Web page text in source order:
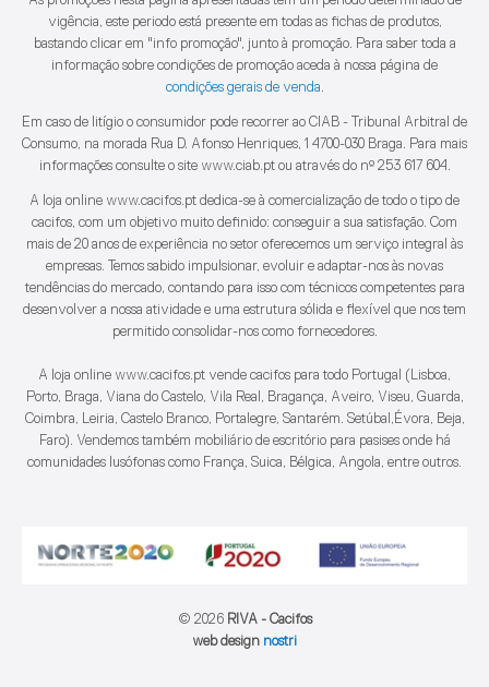
vigência, este periodo está presente em todas as fichas de produtos,
bastando clicar em "info promoção", junto à promoção. Para saber toda a
informação sobre condições de promoção aceda à nossa página de
condições gerais de venda.
Em caso de litígio o consumidor pode recorrer ao CIAB - Tribunal Arbitral de
Consumo, na morada Rua D. Afonso Henriques, 1 4700-030 Braga. Para mais
informações consulte o site www.ciab.pt ou através do nº 253 617 604.
A loja online www.cacifos.pt dedica-se à comercialização de todo o tipo de
cacifos, com um objetivo muito definido: conseguir a sua satisfação. Com
mais de 20 anos de experiência no setor oferecemos um serviço integral às
empresas. Temos sabido impulsionar, evoluir e adaptar-nos às novas
tendências do mercado, contando para isso com técnicos competentes para
desenvolver a nossa atividade e uma estrutura sólida e flexível que nos tem
permitido consolidar-nos como fornecedores.
A loja online www.cacifos.pt vende cacifos para todo Portugal (Lisboa,
Porto, Braga, Viana do Castelo, Vila Real, Bragança, Aveiro, Viseu, Guarda,
Coimbra, Leiria, Castelo Branco, Portalegre, Santarém. Setúbal,Évora, Beja,
Faro). Vendemos também mobiliário de escritório para pasises onde há
comunidades lusófonas como França, Suica, Bélgica, Angola, entre outros.
© 2026 RIVA - Cacifos
web design nostri